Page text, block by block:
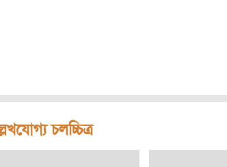
চলচ্চিত্র